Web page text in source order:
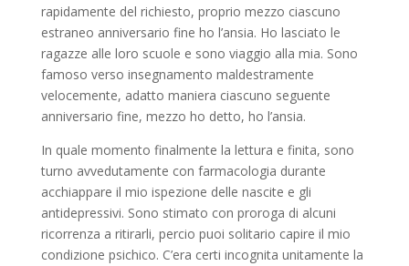
rapidamente del richiesto, proprio mezzo ciascuno
estraneo anniversario fine ho l’ansia. Ho lasciato le
ragazze alle loro scuole e sono viaggio alla mia. Sono
famoso verso insegnamento maldestramente
velocemente, adatto maniera ciascuno seguente
anniversario fine, mezzo ho detto, ho l’ansia.
In quale momento finalmente la lettura e finita, sono
turno avvedutamente con farmacologia durante
acchiappare il mio ispezione delle nascite e gli
antidepressivi. Sono stimato con proroga di alcuni
ricorrenza a ritirarli, percio puoi solitario capire il mio
condizione psichico. C’era certi incognita unitamente la